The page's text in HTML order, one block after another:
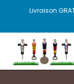
Livraison